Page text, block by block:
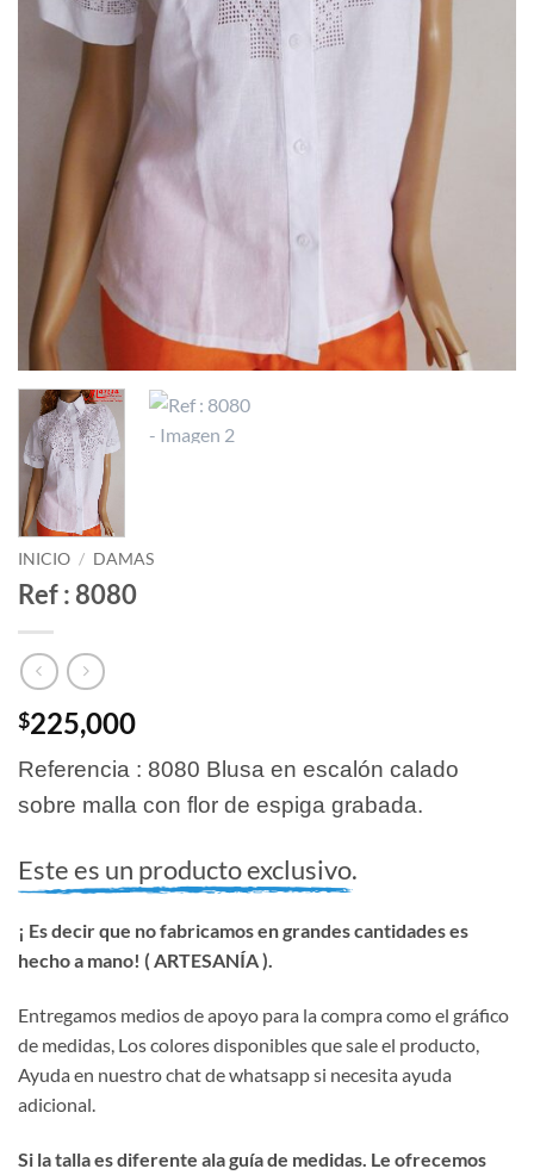
INICIO / DAMAS
Ref : 8080
$225,000
Referencia : 8080 Blusa en escalón calado
sobre malla con flor de espiga grabada.
Este es un producto exclusivo.
¡ Es decir que no fabricamos en grandes cantidades es
hecho a mano! ( ARTESANÍA ).
Entregamos medios de apoyo para la compra como el gráfico
de medidas, Los colores disponibles que sale el producto,
Ayuda en nuestro chat de whatsapp si necesita ayuda
adicional.
Si la talla es diferente ala guía de medidas. Le ofrecemos